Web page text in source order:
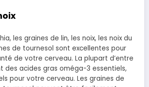
les graines de lin, les noix, les noix du
de tournesol sont excellentes pour
de votre cerveau. La plupart d’entre
des acides gras oméga-3 essentiels,
pour votre cerveau. Les graines de